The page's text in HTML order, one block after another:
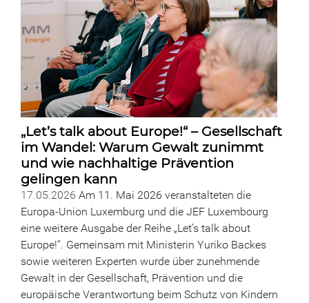
„Let’s talk about Europe!“ – Gesellschaft
im Wandel: Warum Gewalt zunimmt
und wie nachhaltige Prävention
gelingen kann
17.05.2026 Am 11. Mai 2026 veranstalteten die
Europa-Union Luxemburg und die JEF Luxembourg
eine weitere Ausgabe der Reihe „Let’s talk about
Europe!“. Gemeinsam mit Ministerin Yuriko Backes
sowie weiteren Experten wurde über zunehmende
Gewalt in der Gesellschaft, Prävention und die
europäische Verantwortung beim Schutz von Kindern